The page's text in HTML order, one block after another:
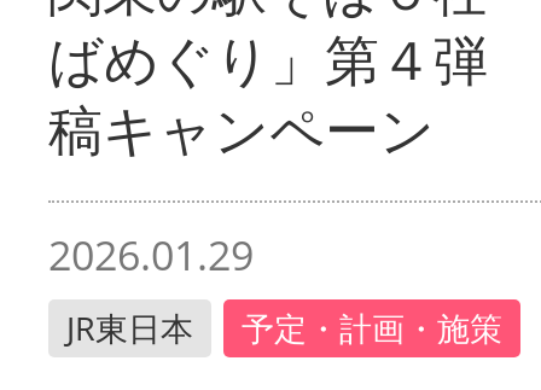
ばめぐり」第４弾
稿キャンペーン
2026.01.29
JR東日本 予定・計画・施策